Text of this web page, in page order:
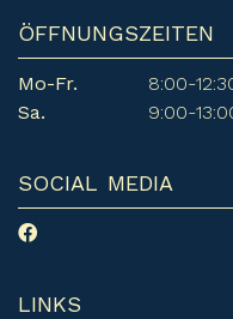
ÖFFNUNGSZEITEN
Mo-Fr.
8:00-
Sa.
9:00-
SOCIAL MEDIA
LINKS